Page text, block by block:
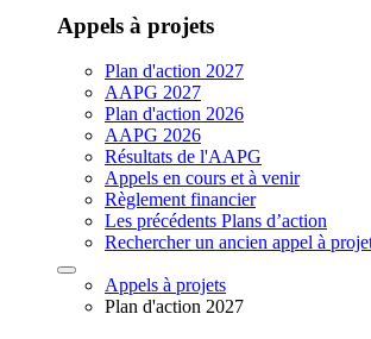
Appels à projets
Plan d'action 2027
AAPG 2027
Plan d'action 2026
AAPG 2026
Résultats de l'AAPG
Appels en cours et à venir
Règlement financier
Les précédents Plans d’action
Rechercher un ancien appel à
Appels à projets
Plan d'action 2027